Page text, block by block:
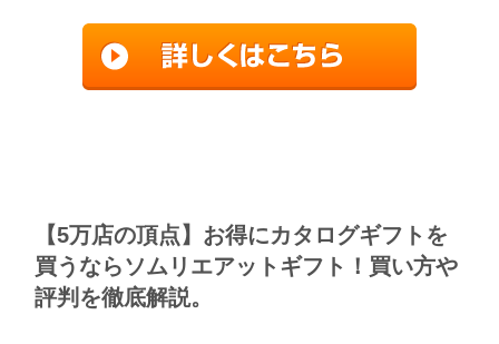
【5万店の頂点】お得にカタログギフトを
買うならソムリエアットギフト！買い方や
評判を徹底解説。